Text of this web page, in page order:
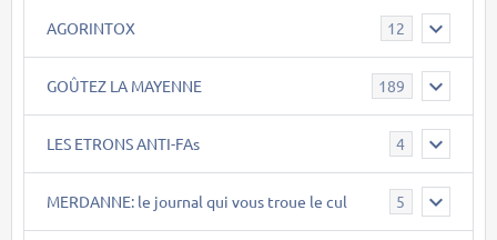
AGORINTOX 12
GOÛTEZ LA MAYENNE 189
LES ETRONS ANTI-FAs 4
MERDANNE: le journal qui vous troue le cul 5